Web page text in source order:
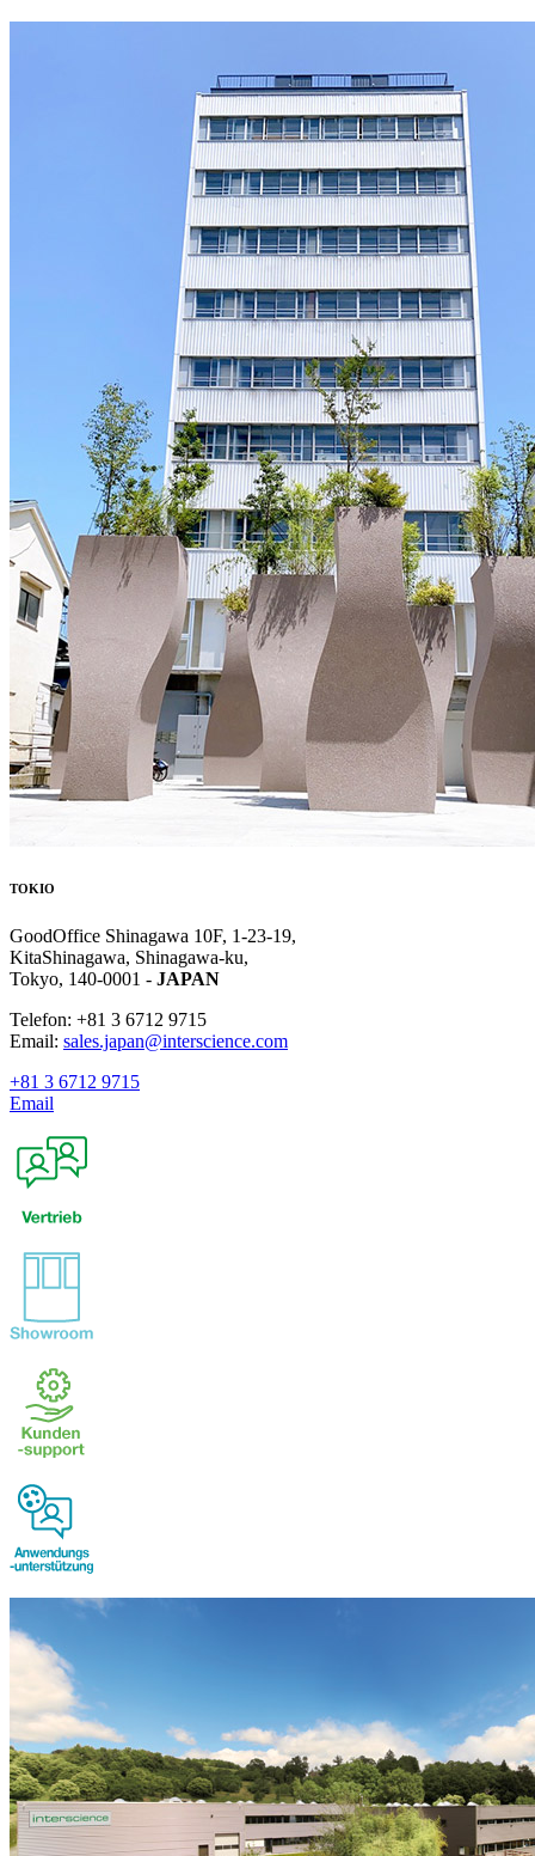
TOKIO
GoodOffice Shinagawa 10F, 1-23-19,
KitaShinagawa, Shinagawa-ku,
Tokyo, 140-0001 - JAPAN
Telefon: +81 3 6712 9715
Email: sales.japan@interscience.com
+81 3 6712 9715
Email